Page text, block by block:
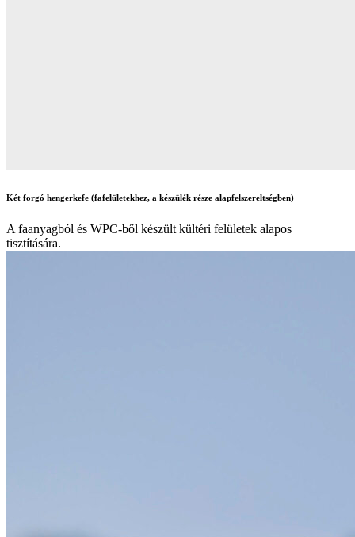
Két forgó hengerkefe (fafelületekhez, a készülék része alapfelszereltségben)
A faanyagból és WPC-ből készült kültéri felületek alapos
tisztítására.